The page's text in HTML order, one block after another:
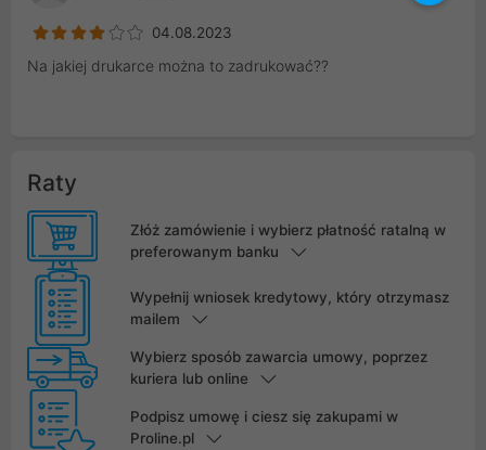
04.08.2023
Na jakiej drukarce można to zadrukować??
Raty
Złóż zamówienie i wybierz płatność ratalną w
preferowanym banku
Wypełnij wniosek kredytowy, który otrzymasz
mailem
Wybierz sposób zawarcia umowy, poprzez
kuriera lub online
Podpisz umowę i ciesz się zakupami w
Proline.pl